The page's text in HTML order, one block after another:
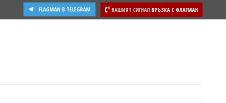
ВАШИЯТ СИГНАЛ ВРЪЗКА С ФЛАГМАН
FLAGMAN В TELEGRAM